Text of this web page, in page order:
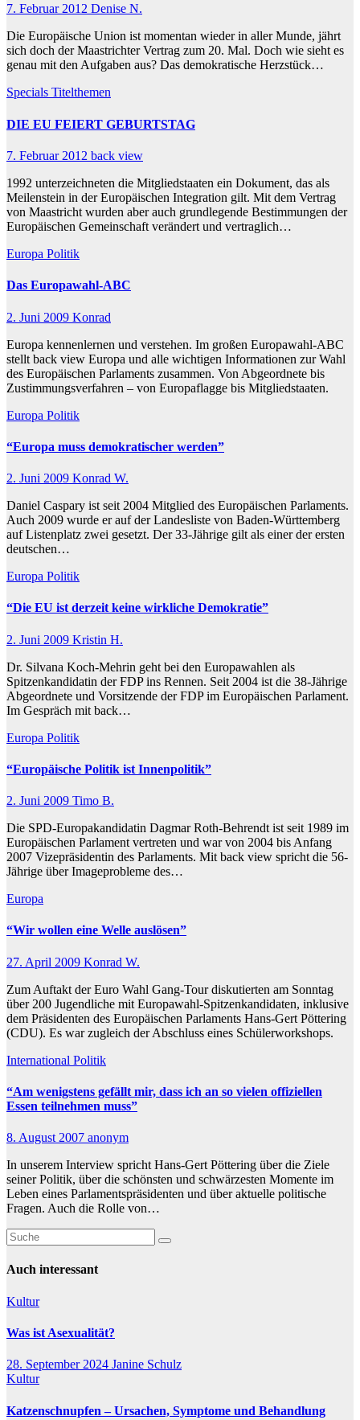
7. Februar 2012 Denise N.
Die Europäische Union ist momentan wieder in aller Munde, jährt
sich doch der Maastrichter Vertrag zum 20. Mal. Doch wie sieht es
genau mit den Aufgaben aus? Das demokratische Herzstück…
Specials Titelthemen
DIE EU FEIERT GEBURTSTAG
7. Februar 2012 back view
1992 unterzeichneten die Mitgliedstaaten ein Dokument, das als
Meilenstein in der Europäischen Integration gilt. Mit dem Vertrag
von Maastricht wurden aber auch grundlegende Bestimmungen der
Europäischen Gemeinschaft verändert und vertraglich…
Europa Politik
Das Europawahl-ABC
2. Juni 2009 Konrad
Europa kennenlernen und verstehen. Im großen Europawahl-ABC
stellt back view Europa und alle wichtigen Informationen zur Wahl
des Europäischen Parlaments zusammen. Von Abgeordnete bis
Zustimmungsverfahren – von Europaflagge bis Mitgliedstaaten.
Europa Politik
“Europa muss demokratischer werden”
2. Juni 2009 Konrad W.
Daniel Caspary ist seit 2004 Mitglied des Europäischen Parlaments.
Auch 2009 wurde er auf der Landesliste von Baden-Württemberg
auf Listenplatz zwei gesetzt. Der 33-Jährige gilt als einer der ersten
deutschen…
Europa Politik
“Die EU ist derzeit keine wirkliche Demokratie”
2. Juni 2009 Kristin H.
Dr. Silvana Koch-Mehrin geht bei den Europawahlen als
Spitzenkandidatin der FDP ins Rennen. Seit 2004 ist die 38-Jährige
Abgeordnete und Vorsitzende der FDP im Europäischen Parlament.
Im Gespräch mit back…
Europa Politik
“Europäische Politik ist Innenpolitik”
2. Juni 2009 Timo B.
Die SPD-Europakandidatin Dagmar Roth-Behrendt ist seit 1989 im
Europäischen Parlament vertreten und war von 2004 bis Anfang
2007 Vizepräsidentin des Parlaments. Mit back view spricht die 56-
Jährige über Imageprobleme des…
Europa
“Wir wollen eine Welle auslösen”
27. April 2009 Konrad W.
Zum Auftakt der Euro Wahl Gang-Tour diskutierten am Sonntag
über 200 Jugendliche mit Europawahl-Spitzenkandidaten, inklusive
dem Präsidenten des Europäischen Parlaments Hans-Gert Pöttering
(CDU). Es war zugleich der Abschluss eines Schülerworkshops.
International Politik
“Am wenigstens gefällt mir, dass ich an so vielen offiziellen
Essen teilnehmen muss”
8. August 2007 anonym
In unserem Interview spricht Hans-Gert Pöttering über die Ziele
seiner Politik, über die schönsten und schwärzesten Momente im
Leben eines Parlamentspräsidenten und über aktuelle politische
Fragen. Auch die Rolle von…
Auch interessant
Kultur
Was ist Asexualität?
28. September 2024 Janine Schulz
Kultur
Katzenschnupfen – Ursachen, Symptome und Behandlung